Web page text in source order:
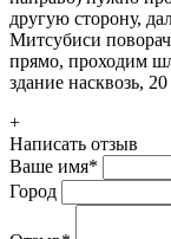
другую сторону,
Митсубиси
прямо, проходим
здание насквозь,
+
Написать отзыв
Ваше имя*
Город